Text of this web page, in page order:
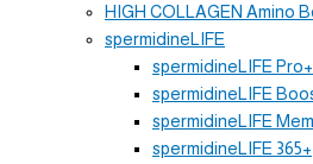
HIGH COLLAGEN Amino
spermidineLIFE
spermidineLIFE Pro+
spermidineLIFE
spermidineLIFE
spermidineLIFE 365+